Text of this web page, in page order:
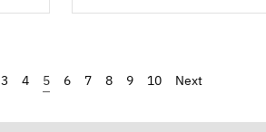
3 4 5 6 7 8 9 10